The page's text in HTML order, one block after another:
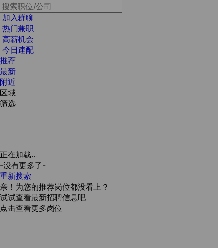
加入群聊
热门兼职
高薪机会
今日速配
推荐
最新
附近
区域
筛选
正在加载...
-没有更多了-
重新搜索
亲！为您的推荐岗位都没看上？
试试查看最新招聘信息吧
点击查看更多岗位